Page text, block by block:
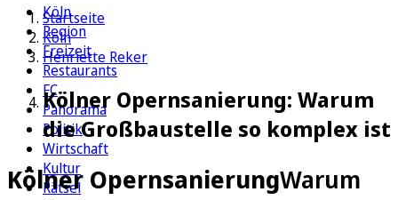
Köln
Region
Freizeit
Restaurants
FC
Panorama
Politik
Wirtschaft
Kultur
Rätsel
Startseite
Köln
Henriette Reker
Kölner Opernsanierung: Warum
die Großbaustelle so komplex ist
Kölner OpernsanierungWarum